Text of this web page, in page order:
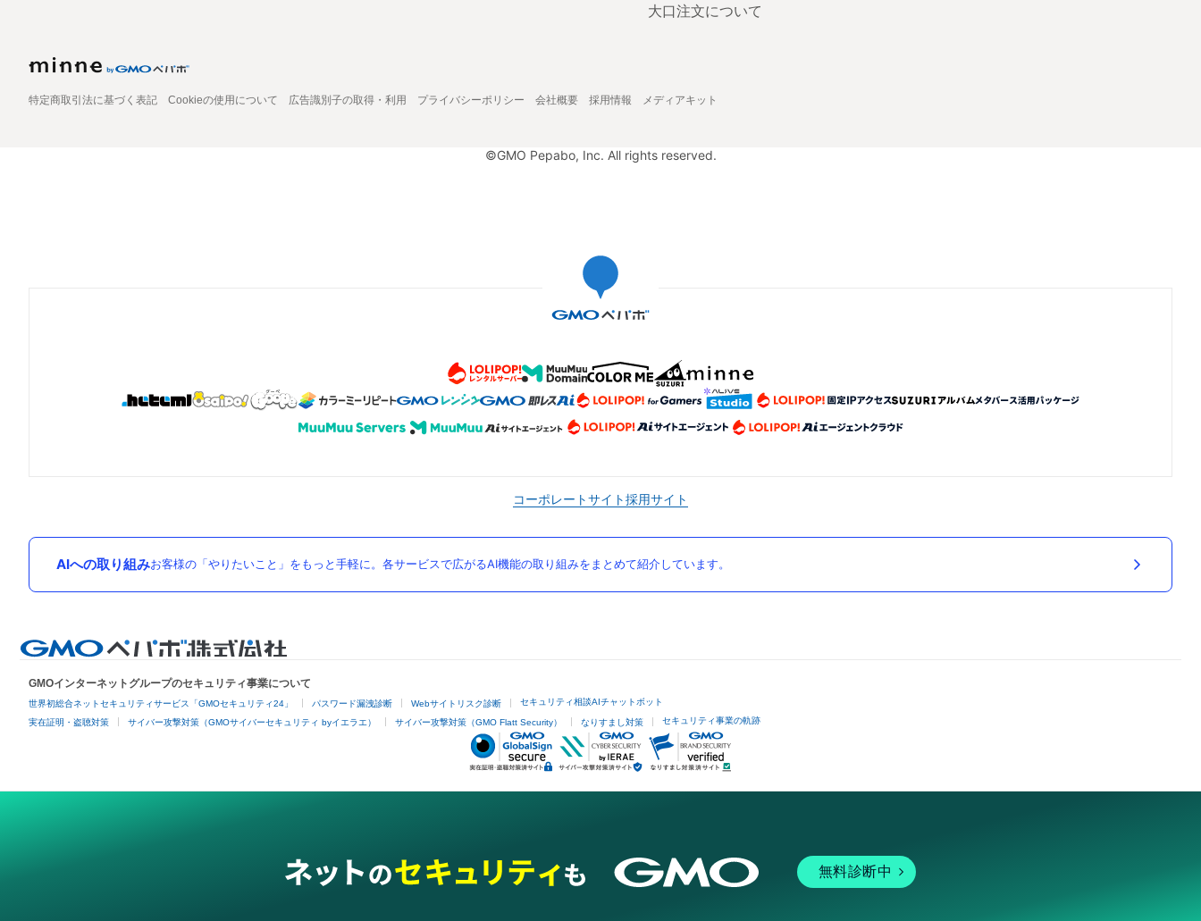
大口注文について
特定商取引法に基づく表記 Cookieの使用について 広告識別子の取得・利用 プライバシーポリシー 会社概要 採用情報 メディアキット
©GMO Pepabo, Inc. All rights reserved.
コーポレートサイト採用サイト
AIへの取り組みお客様の「やりたいこと」をもっと手軽に。各サービスで広がるAI機能の取り組みをまとめて紹介しています。
GMOインターネットグループのセキュリティ事業について
世界初総合ネットセキュリティサービス「GMOセキュリティ24」 パスワード漏洩診断 Webサイトリスク診断 セキュリティ相談AIチャットボット
実在証明・盗聴対策 サイバー攻撃対策（GMOサイバーセキュリティ byイエラエ） サイバー攻撃対策（GMO Flatt Security） なりすまし対策 セキュリティ事業の軌跡
無料診断中